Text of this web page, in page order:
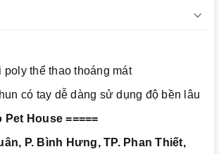
thể thao thoáng mát
có tay dễ dàng sử dụng độ bền lâu
Pet House =====
P. Bình Hưng, TP. Phan Thiết,